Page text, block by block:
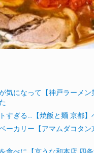
気になって【神戸ラーメ
すぎる…【焼飯と麺 京都】
ーカリー【アマムダコタン